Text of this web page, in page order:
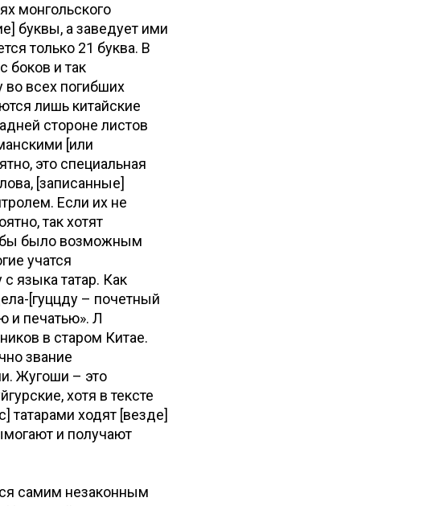
монгольского
буквы, а заведует ими
только 21 буква. В
боков и так
во всех погибших
лишь китайские
стороне листов
[или
это специальная
[записанные]
Если их не
так хотят
было возможным
учатся
языка татар. Как
[гуццду – почетный
и печатью». Л
в старом Китае.
звание
Жугоши – это
хотя в тексте
татарами ходят [везде]
и получают
самим незаконным